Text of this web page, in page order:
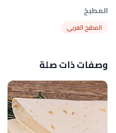
المطبخ
المطبخ الغربي
وصفات ذات صلة